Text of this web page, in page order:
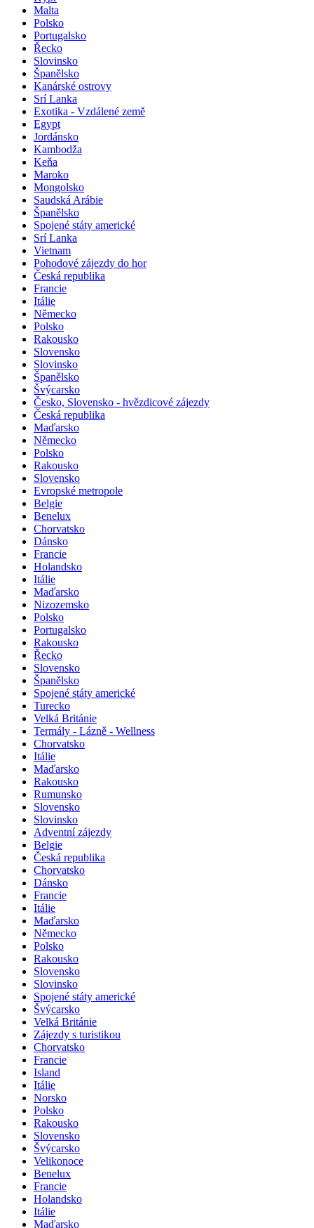
Malta
Polsko
Portugalsko
Řecko
Slovinsko
Španělsko
Kanárské ostrovy
Srí Lanka
Exotika - Vzdálené země
Egypt
Jordánsko
Kambodža
Keňa
Maroko
Mongolsko
Saudská Arábie
Španělsko
Spojené státy americké
Srí Lanka
Vietnam
Pohodové zájezdy do hor
Česká republika
Francie
Itálie
Německo
Polsko
Rakousko
Slovensko
Slovinsko
Španělsko
Švýcarsko
Česko, Slovensko - hvězdicové zájezdy
Česká republika
Maďarsko
Německo
Polsko
Rakousko
Slovensko
Evropské metropole
Belgie
Benelux
Chorvatsko
Dánsko
Francie
Holandsko
Itálie
Maďarsko
Nizozemsko
Polsko
Portugalsko
Rakousko
Řecko
Slovensko
Španělsko
Spojené státy americké
Turecko
Velká Británie
Termály - Lázně - Wellness
Chorvatsko
Itálie
Maďarsko
Rakousko
Rumunsko
Slovensko
Slovinsko
Adventní zájezdy
Belgie
Česká republika
Chorvatsko
Dánsko
Francie
Itálie
Maďarsko
Německo
Polsko
Rakousko
Slovensko
Slovinsko
Spojené státy americké
Švýcarsko
Velká Británie
Zájezdy s turistikou
Chorvatsko
Francie
Island
Itálie
Norsko
Polsko
Rakousko
Slovensko
Švýcarsko
Velikonoce
Benelux
Francie
Holandsko
Itálie
Maďarsko